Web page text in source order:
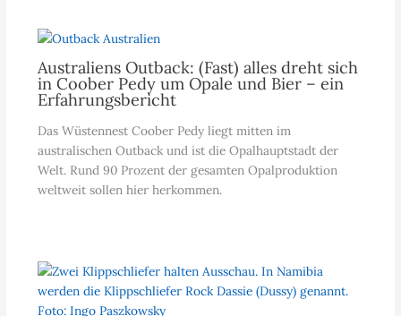
Australiens Outback: (Fast) alles dreht sich
in Coober Pedy um Opale und Bier – ein
Erfahrungsbericht
Das Wüstennest Coober Pedy liegt mitten im
australischen Outback und ist die Opalhauptstadt der
Welt. Rund 90 Prozent der gesamten Opalproduktion
weltweit sollen hier herkommen.